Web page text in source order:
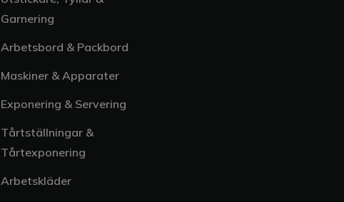
Garnering
Arbetsbord & Packbord
Maskiner & Apparater
Exponering & Servering
Tårtställningar &
Tårtexponering
Arbetskläder